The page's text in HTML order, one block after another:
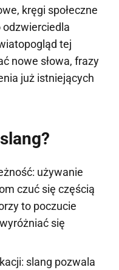
kręgi społeczne
odzwierciedla
tej
nowe słowa, frazy
już istniejących
używanie
czuć się częścią
to poczucie
się
slang pozwala